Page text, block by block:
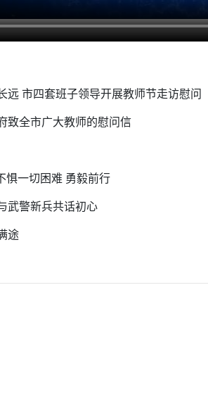
远 市四套班子领导开展教师节走访慰问
致全市广大教师的慰问信
惧一切困难 勇毅前行
武警新兵共话初心
途